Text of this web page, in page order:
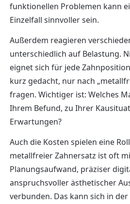
funktionellen Problemen kann
Einzelfall sinnvoller sein.
Außerdem reagieren
unterschiedlich auf Belastung.
eignet sich für jede
kurz gedacht, nur nach
fragen. Wichtiger ist: Welches
Ihrem Befund, zu Ihrer
Erwartungen?
Auch die Kosten spielen eine
metallfreier Zahnersatz ist oft
Planungsaufwand, präziser
anspruchsvoller ästhetischer
verbunden. Das kann sich in